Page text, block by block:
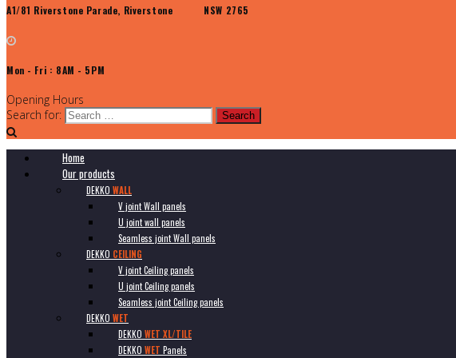
A1/81 Riverstone Parade, Riverstone NSW 2765
Mon - Fri : 8AM - 5PM
Opening Hours
Search for:
Home
Our products
DEKKO WALL
V joint Wall panels
U joint wall panels
Seamless joint Wall panels
DEKKO CEILING
V joint Ceiling panels
U joint Ceiling panels
Seamless joint Ceiling panels
DEKKO WET
DEKKO WET XL/TILE
DEKKO WET Panels